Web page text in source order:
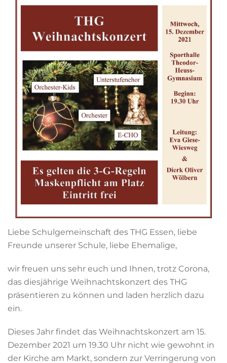
Liebe Schulgemeinschaft des THG Essen, liebe
Freunde unserer Schule, liebe Ehemalige,
wir freuen uns sehr euch und Ihnen, trotz Corona,
das diesjährige Weihnachtskonzert des THG
präsentieren zu können und laden herzlich dazu
ein.
Dieses Jahr findet das Weihnachtskonzert am 15.
Dezember 2021 um 19.30 Uhr nicht wie gewohnt in
der Kirche am Markt, sondern zur Verringerung von